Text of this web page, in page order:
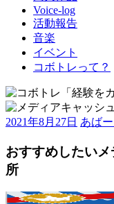
Voice-log
活動報告
音楽
イベント
コボトレって？
2021年8月27日 あば
おすすめしたい
所